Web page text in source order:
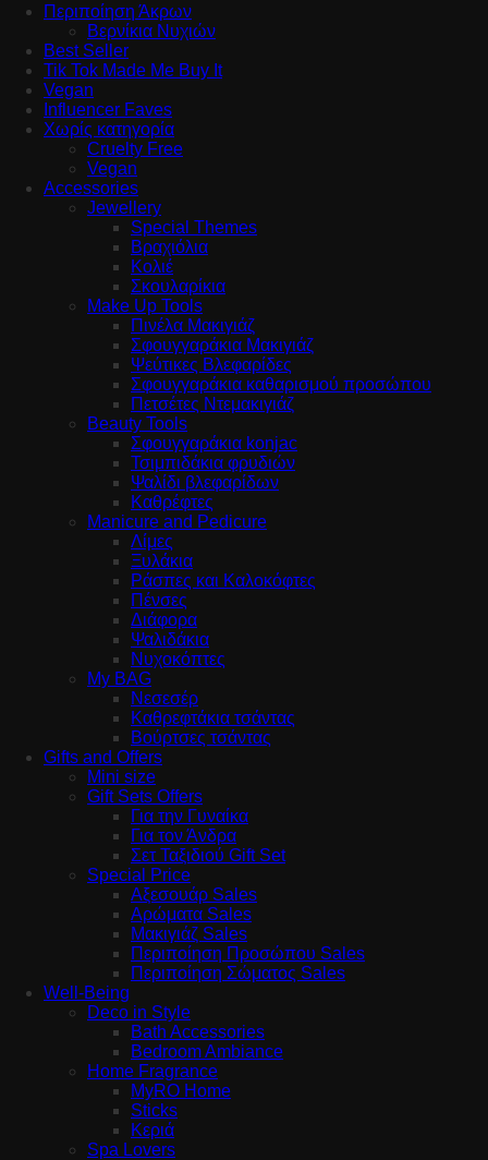
Περιποίηση Άκρων
Βερνίκια Νυχιών
Best Seller
Tik Tok Made Me Buy It
Vegan
Influencer Faves
Χωρίς κατηγορία
Cruelty Free
Vegan
Accessories
Jewellery
Special Themes
Βραχιόλια
Κολιέ
Σκουλαρίκια
Make Up Tools
Πινέλα Μακιγιάζ
Σφουγγαράκια Μακιγιάζ
Ψεύτικες Βλεφαρίδες
Σφουγγαράκια καθαρισμού προσώπου
Πετσέτες Ντεμακιγιάζ
Beauty Tools
Σφουγγαράκια konjac
Τσιμπιδάκια φρυδιών
Ψαλίδι βλεφαρίδων
Καθρέφτες
Manicure and Pedicure
Λίμες
Ξυλάκια
Ράσπες και Καλοκόφτες
Πένσες
Διάφορα
Ψαλιδάκια
Νυχοκόπτες
My BAG
Νεσεσέρ
Καθρεφτάκια τσάντας
Βούρτσες τσάντας
Gifts and Offers
Mini size
Gift Sets Offers
Για την Γυναίκα
Για τον Άνδρα
Σετ Ταξιδιού Gift Set
Special Price
Αξεσουάρ Sales
Αρώματα Sales
Μακιγιάζ Sales
Περιποίηση Προσώπου Sales
Περιποίηση Σώματος Sales
Well-Being
Deco in Style
Bath Accessories
Bedroom Ambiance
Home Fragrance
MyRO Home
Sticks
Κεριά
Spa Lovers